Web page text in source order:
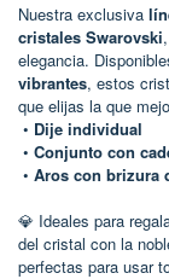
Nuestra exclusiva
cristales Swarovski
elegancia.
vibrantes, estos
que elijas la que
• Dije individual
• Conjunto con
• Aros con brizura
💎 Ideales para
del cristal con la
perfectas para usar